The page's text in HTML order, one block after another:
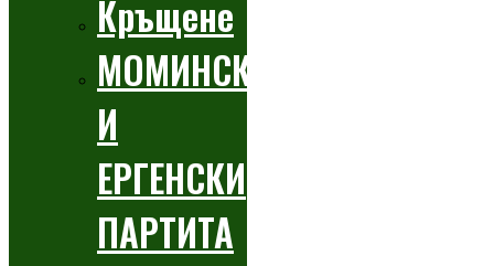
Кръщене
МОМИНСКИ
И
ЕРГЕНСКИ
ПАРТИТА